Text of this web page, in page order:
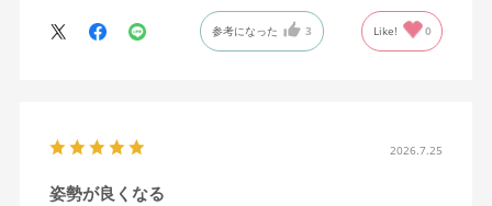
に入っています。色も画像通りのアッシュブルーで、部屋の差し
色になっています。
キャスターはフローリング用を選びました。とにかく動きが滑ら
思います。良い商品に巡り会えてとても嬉しいです。
参考になった 3 Like! 0
2026.7.25
姿勢が良くなる